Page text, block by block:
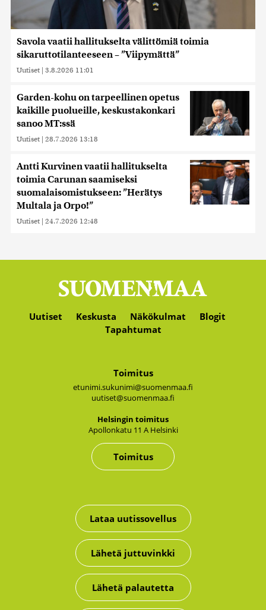
Savola vaatii hallitukselta välittömiä toimia
sikaruttotilanteeseen – ”Viipymättä”
Uutiset | 3.8.2026 11:01
Garden-kohu on tarpeellinen opetus
kaikille puolueille, keskustakonkari
sanoo MT:ssä
Uutiset | 28.7.2026 13:18
Antti Kurvinen vaatii hallitukselta
toimia Carunan saamiseksi
suomalaisomistukseen: ”Herätys
Multala ja Orpo!”
Uutiset | 24.7.2026 12:48
Uutiset Keskusta Näkökulmat
Blogit
Tapahtumat
Toimitus
etunimi.sukunimi@suomenmaa.fi
uutiset@suomenmaa.fi
Hel­sin­gin toi­mi­tus
Apol­lon­ka­tu 11 A Hel­sin­ki
Toimitus
Lataa uutissovellus
Lähetä juttuvinkki
Lähetä palautetta